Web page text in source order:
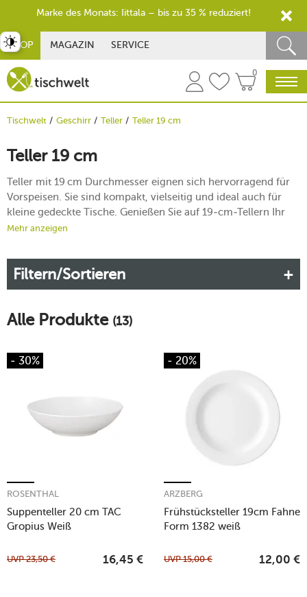
SHOP MAGAZIN SERVICE
0
Tischwelt Geschirr Teller Teller 19 cm
Teller 19 cm
Teller mit 19 cm Durchmesser eignen sich hervorragend für
Vorspeisen. Sie sind kompakt, vielseitig und ideal auch für
kleine gedeckte Tische. Genießen Sie auf 19-cm-Tellern Ihr
Frühstück, eine Auswahl an Obst oder Tapas. Die Teller
klassischen Geschirrsets kombinieren.
Hinweis: Die Zentimeter-Maßangaben dienen zur
Orientierung und sind teilweise aufgerundet.
Mehr anzeigen
Filtern/Sortieren
Alle Produkte (13)
- 30%
Suppenteller 20 cm TAC
Gropius Weiß
ROSENTHAL
UVP23,50 € 16,45 €
- 20%
Frühstücksteller 19cm Fahne
Form 1382 weiß
ARZBERG
UVP15,00 € 12,00 €
umschalten
Marke des Monats: Iittala – bis zu 35 % reduziert!